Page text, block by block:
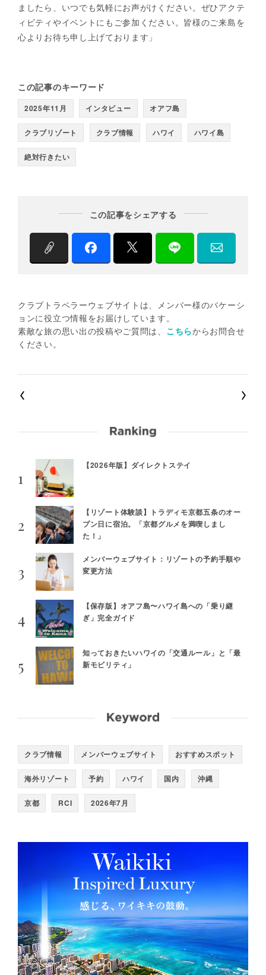
ましたら、いつでも気軽にお声がけください。ぜひアクテ
ィビティやイベントにもご参加ください。皆様のご来島を
心よりお待ち申し上げております」
この記事のキーワード
2025年11月 インタビュー オアフ島
クラブリゾート クラブ情報 ハワイ ハワイ島
絶対行きたい
この記事をシェアする
クラブトラベラーウェブサイトは、メンバー様のバケーシ
ョンに役立つ情報をお届けしています。
素敵な旅の思い出の投稿やご質問は、 こちらからお問合せ
ください。
【2026年版】ダイレクトステイ
【リゾート体験談】トラディモ京都五条のオー
プン日に宿泊。「京都グルメを満喫しまし
た！」
メンバーウェブサイト：リゾートの予約手順や
変更方法
【保存版】オアフ島〜ハワイ島への「乗り継
ぎ」完全ガイド
知っておきたいハワイの「交通ルール」と「最
新モビリティ」
クラブ情報 メンバーウェブサイト おすすめスポット
海外リゾート 予約 ハワイ 国内 沖縄
京都 RCI 2026年7月